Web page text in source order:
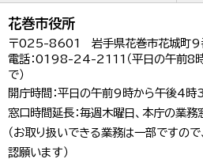
花巻市役所
〒025-8601 岩手県花巻市花城町9
電話：0198-24-2111（平日の午前8
で）
開庁時間：平日の午前9時から午後4
窓口時間延長：毎週木曜日、本庁の業
（お取り扱いできる業務は一部ですの
認願います）